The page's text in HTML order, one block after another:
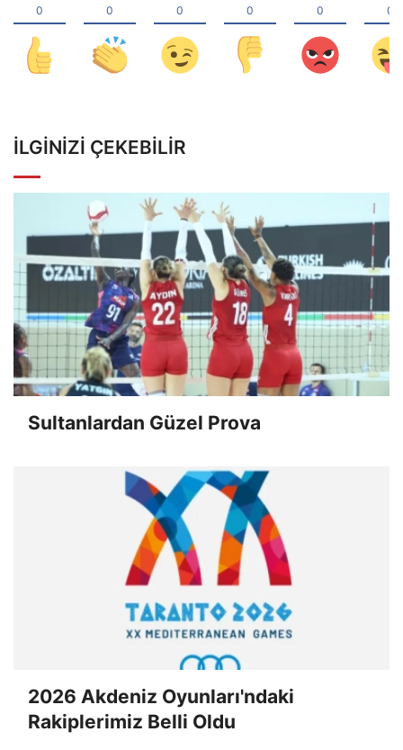
İLGINIZI ÇEKEBILIR
Sultanlardan Güzel Prova
2026 Akdeniz Oyunları'ndaki
Rakiplerimiz Belli Oldu